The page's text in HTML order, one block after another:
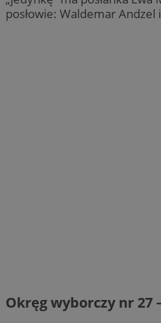
posłowie: Waldemar Andzel
Okręg wyborczy nr 27